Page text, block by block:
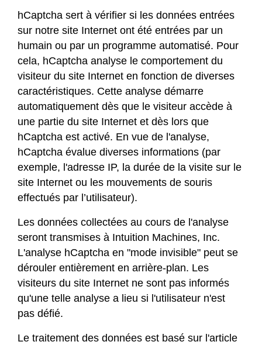
hCaptcha sert à vérifier si les données entrées
sur notre site Internet ont été entrées par un
humain ou par un programme automatisé. Pour
cela, hCaptcha analyse le comportement du
visiteur du site Internet en fonction de diverses
caractéristiques. Cette analyse démarre
automatiquement dès que le visiteur accède à
une partie du site Internet et dès lors que
hCaptcha est activé. En vue de l'analyse,
hCaptcha évalue diverses informations (par
exemple, l'adresse IP, la durée de la visite sur le
site Internet ou les mouvements de souris
effectués par l’utilisateur).
Les données collectées au cours de l'analyse
seront transmises à Intuition Machines, Inc.
L'analyse hCaptcha en "mode invisible" peut se
dérouler entièrement en arrière-plan. Les
visiteurs du site Internet ne sont pas informés
qu'une telle analyse a lieu si l'utilisateur n'est
pas défié.
Le traitement des données est basé sur l'article